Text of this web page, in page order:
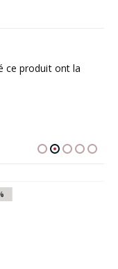
ce produit ont la